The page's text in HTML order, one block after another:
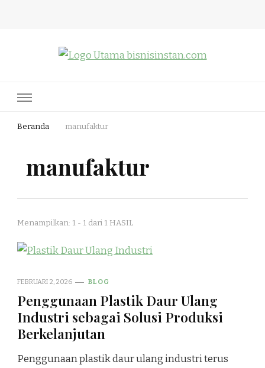
Beranda manufaktur
manufaktur
Menampilkan: 1 - 1 dari 1 HASIL
FEBRUARI 2, 2026 BLOG
Penggunaan Plastik Daur Ulang
Industri sebagai Solusi Produksi
Berkelanjutan
Penggunaan plastik daur ulang industri terus